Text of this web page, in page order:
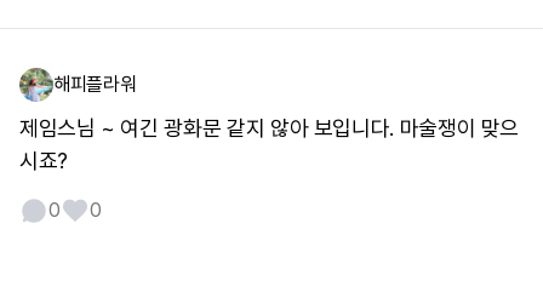
해피플라워
제임스님 ~ 여긴 광화문 같지 않아 보입니다. 마술쟁이 맞으
시죠?
0 0